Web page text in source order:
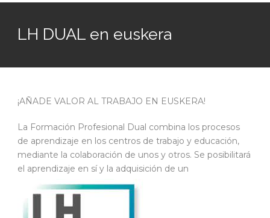
LH DUAL en euskera
¡AÑADE VALOR AL TRABAJO EN EUSKERA!
La Formación Profesional Dual combina los procesos
de aprendizaje en los centros de trabajo y educación,
mediante la colaboración de unos y otros. Se posibilitará
el aprendizaje en sí y la adquisición de un